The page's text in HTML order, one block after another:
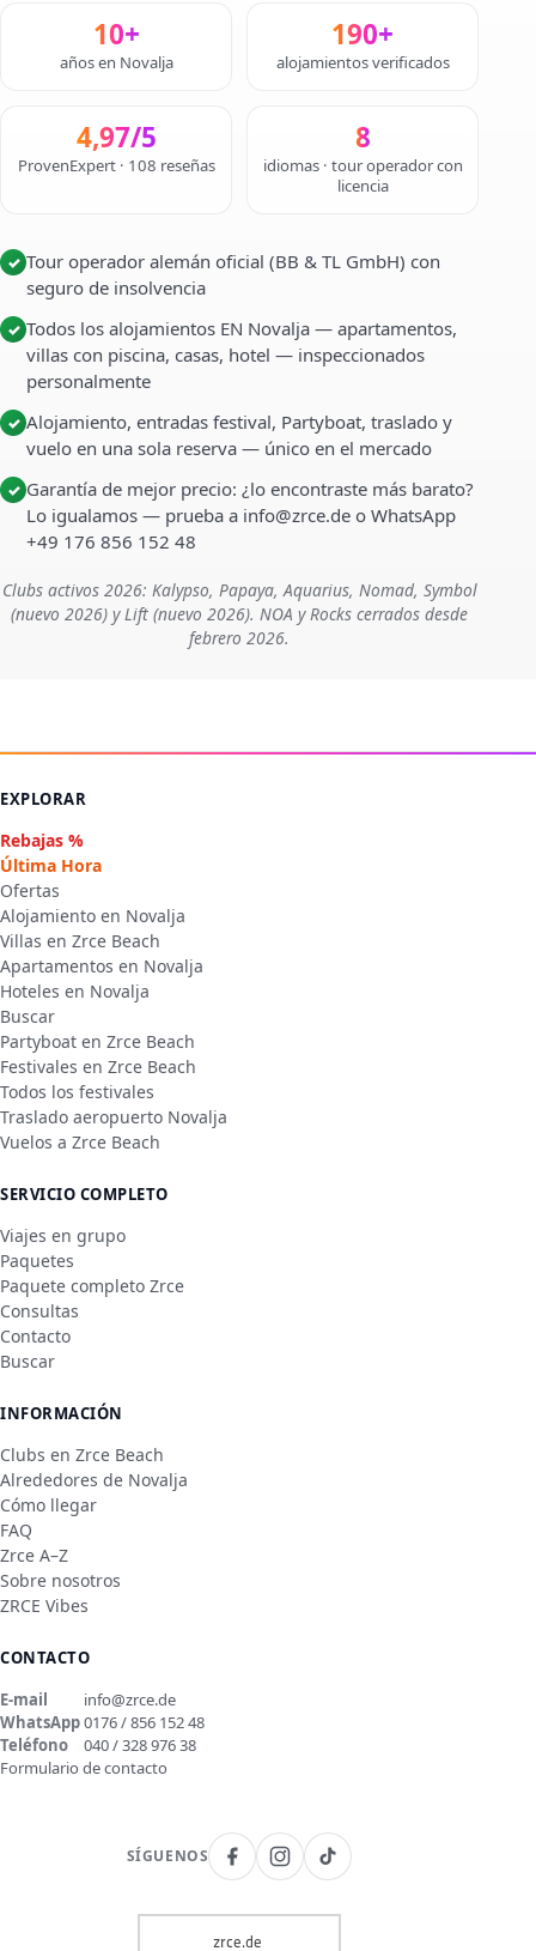
10+
años en Novalja
190+
alojamientos verificados
4,97/5
ProvenExpert · 108 reseñas
8
idiomas · tour operador con
licencia
✓ Tour operador alemán oficial (BB & TL GmbH) con
seguro de insolvencia
✓ Todos los alojamientos EN Novalja — apartamentos,
villas con piscina, casas, hotel — inspeccionados
personalmente
✓ Alojamiento, entradas festival, Partyboat, traslado y
vuelo en una sola reserva — único en el mercado
✓ Garantía de mejor precio: ¿lo encontraste más barato?
Lo igualamos — prueba a info@zrce.de o WhatsApp
+49 176 856 152 48
Clubs activos 2026: Kalypso, Papaya, Aquarius, Nomad, Symbol
(nuevo 2026) y Lift (nuevo 2026). NOA y Rocks cerrados desde
febrero 2026.
EXPLORAR
Rebajas %
Última Hora
Ofertas
Alojamiento en Novalja
Villas en Zrce Beach
Apartamentos en Novalja
Hoteles en Novalja
Buscar
Partyboat en Zrce Beach
Festivales en Zrce Beach
Todos los festivales
Traslado aeropuerto Novalja
Vuelos a Zrce Beach
SERVICIO COMPLETO
Viajes en grupo
Paquetes
Paquete completo Zrce
Consultas
Contacto
Buscar
INFORMACIÓN
Clubs en Zrce Beach
Alrededores de Novalja
Cómo llegar
FAQ
Zrce A–Z
Sobre nosotros
ZRCE Vibes
CONTACTO
E-mail
info@zrce.de
WhatsApp0176 / 856 152 48
Teléfono
040 / 328 976 38
Formulario de contacto
SÍGUENOS